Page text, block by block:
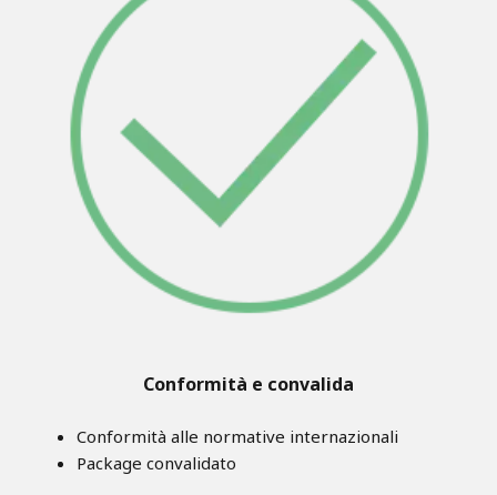
Conformità e convalida
Conformità alle normative internazionali
Package convalidato